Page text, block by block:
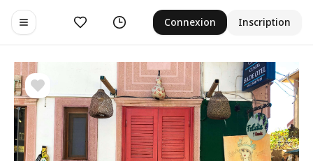
Toggle navigation menu
Aimer Historique Connexion Inscription